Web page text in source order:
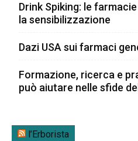
Drink Spiking: le
la sensibilizzazione
Dazi USA sui farmaci
Formazione, ricerca e
può aiutare nelle sfide
l’Erborista